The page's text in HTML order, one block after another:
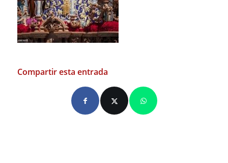
Compartir esta entrada